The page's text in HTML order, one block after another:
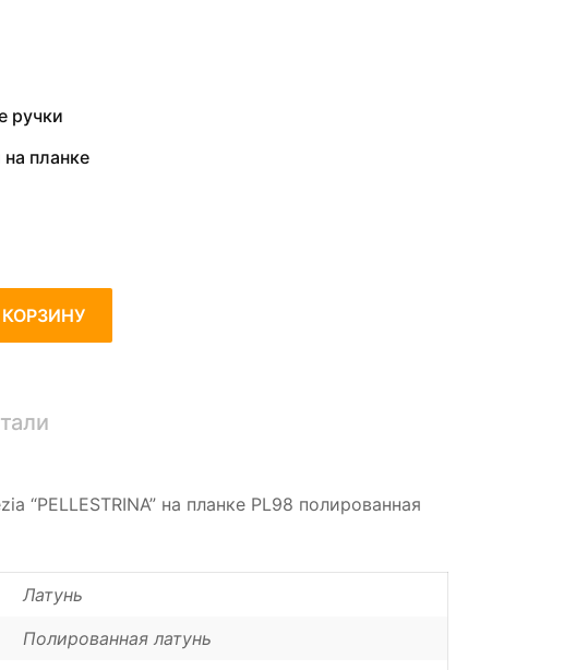
ручки
планке
КОРЗИНУ
“PELLESTRINA” на планке PL98 полированная
Латунь
Полированная латунь